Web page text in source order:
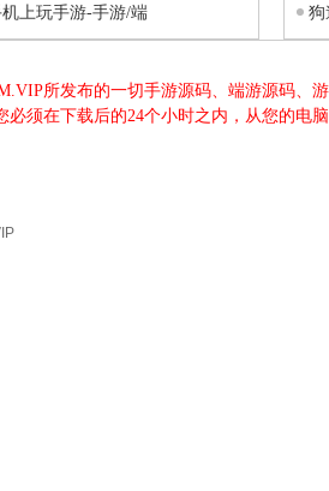
上玩手游-手游/端
狗
所发布的一切手游源码、端游源码、
必须在下载后的24个小时之内，从您的电